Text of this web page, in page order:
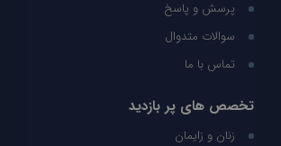
پرسش و پاسخ
سوالات متدوال
تماس با ما
تخصص های پر بازدید
زنان و زایمان